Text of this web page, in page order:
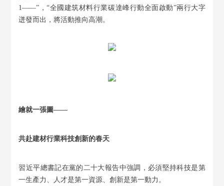
1——”，“全國建筑材料行業碳達峰行動全面啟動”兩行大字
迸發而出，將活動推向高潮。
繪就一張圖——
共赴建材行業科技創新的春天
習近平總書記在黨的二十大報告中強調，必須堅持科技是第
一生產力、人才是第一資源、創新是第一動力。